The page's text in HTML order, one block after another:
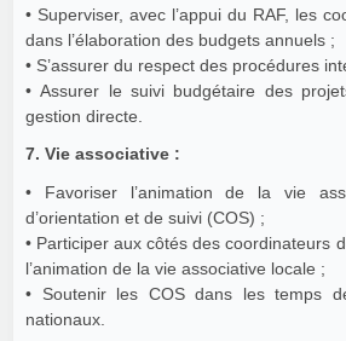
• Superviser, avec l’appui du RAF, les
dans l’élaboration des budgets annuels ;
• S’assurer du respect des procédures
• Assurer le suivi budgétaire des
gestion directe.
7. Vie associative :
• Favoriser l’animation de la vie
d’orientation et de suivi (COS) ;
• Participer aux côtés des coordinateurs
l’animation de la vie associative locale ;
• Soutenir les COS dans les temps
nationaux.